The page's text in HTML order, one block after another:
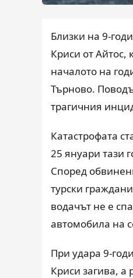
Близки на 9-
Криси от Айтос,
началото на
Търново.
трагичния
Катастрофата
25 януари тази
Според
турски
водачът не е
автомобила на
При удара 9-
Криси загива, а